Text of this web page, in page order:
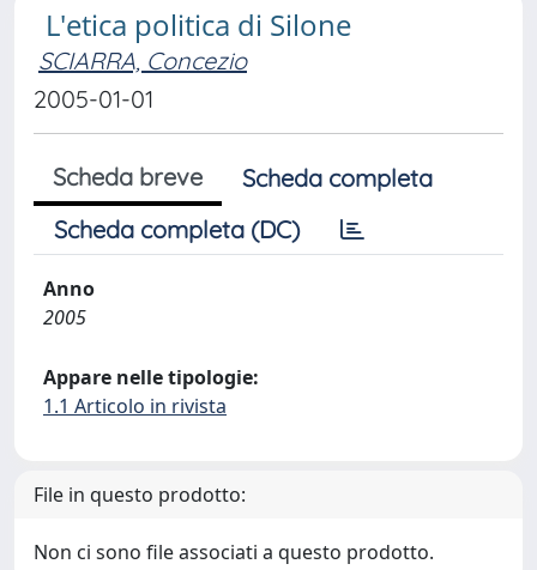
L'etica politica di Silone
SCIARRA, Concezio
2005-01-01
Scheda breve
Scheda completa
Scheda completa (DC)
Anno
2005
Appare nelle tipologie:
1.1 Articolo in rivista
File in questo prodotto:
Non ci sono file associati a questo prodotto.